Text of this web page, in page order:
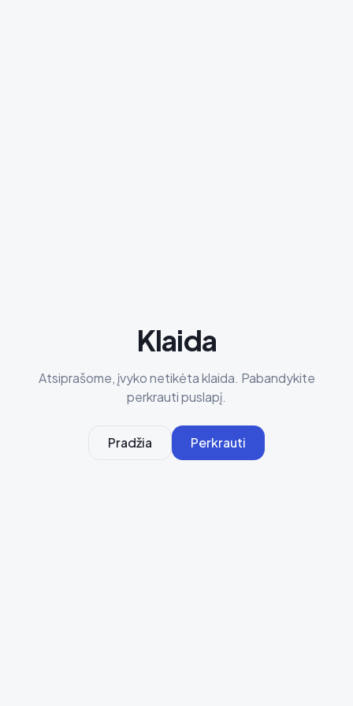
Klaida
Atsiprašome, įvyko netikėta klaida. Pabandykite
perkrauti puslapį.
Pradžia Perkrauti